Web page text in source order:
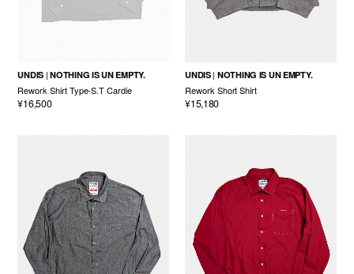
UNDIS NOTHING IS UN EMPTY.
Rework Shirt Type-S.T Cardie
¥16,500
UNDIS NOTHING IS UN EMPTY.
Rework Short Shirt
¥15,180